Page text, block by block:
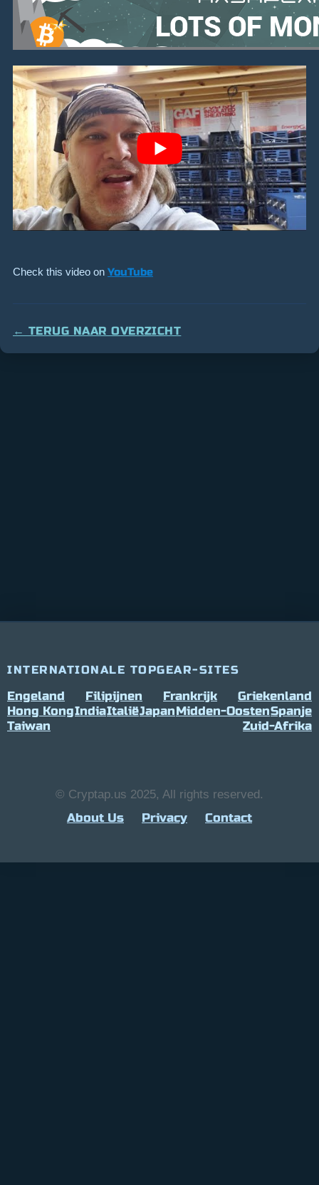
Check this video on YouTube
← TERUG NAAR OVERZICHT
INTERNATIONALE TOPGEAR-SITES
Engeland Filipijnen Frankrijk
Griekenland
Hong KongIndiaItaliëJapanMidden-OostenSpanje
Taiwan
Zuid-Afrika
© Cryptap.us 2025, All rights reserved.
About Us Privacy Contact